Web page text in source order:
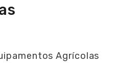
Agrícolas